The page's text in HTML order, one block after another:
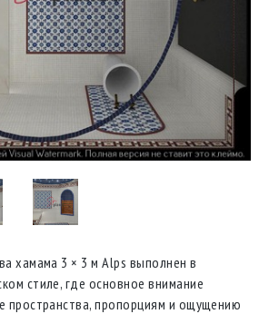
хамама 3 × 3 м Alps выполнен в
стиле, где основное внимание
пространства, пропорциям и ощущению